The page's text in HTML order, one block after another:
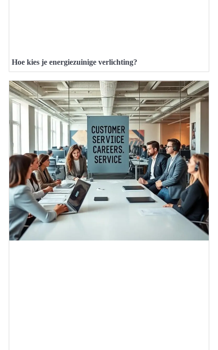
Hoe kies je energiezuinige verlichting?